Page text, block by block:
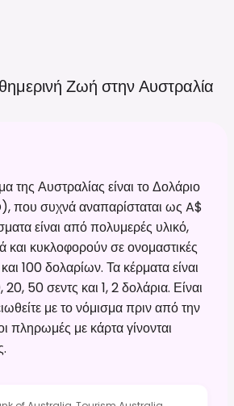
Ζωή στηνΑυστραλία
της Αυστραλίας είναι το Δολάριο
που συχνά αναπαρίσταται ως A$
είναι από πολυμερές υλικό,
και κυκλοφορούν σε ονομαστικές
100 δολαρίων. Τα κέρματα είναι
20, 50 σεντς και 1, 2 δολάρια. Είναι
με το νόμισμα πριν από την
πληρωμές με κάρτα γίνονται